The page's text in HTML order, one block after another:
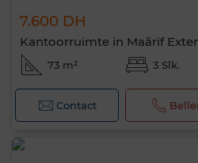
7.600 DH
Kantoorruimte in Maârif
73 m² 3 Slk.
Contact